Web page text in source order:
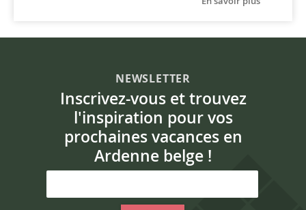
NEWSLETTER
Inscrivez-vous et trouvez
l'inspiration pour vos
prochaines vacances en
Ardenne belge !